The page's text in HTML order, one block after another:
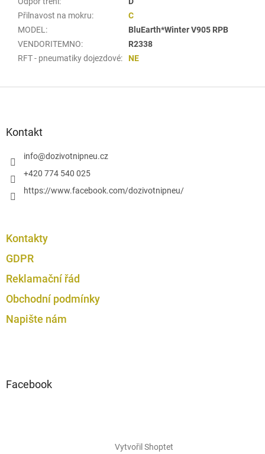
Přilnavost na mokru:
C
MODEL :
BluEarth*Winter V905 RPB
VENDORITEMNO:
R2338
RFT - pneumatiky dojezdové: NE
Kontakt
info@dozivotnipneu.cz
+420 774 540 025
https://www.facebook.com/dozivotnipneu/
Kontakty
GDPR
Reklamační řád
Obchodní podmínky
Napište nám
Facebook
Vytvořil Shoptet